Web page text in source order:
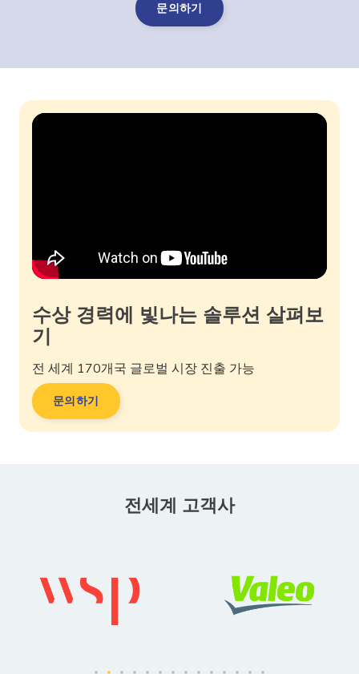
문의하기
수상 경력에 빛나는 솔루션 살펴보
기
전 세계 170개국 글로벌 시장 진출 가능
문의하기
전세계 고객사